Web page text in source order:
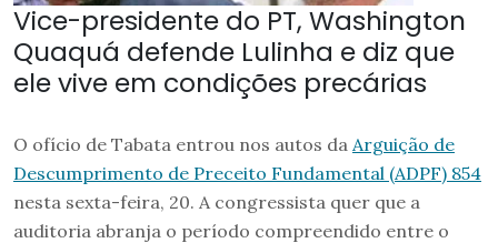
Vice-presidente do PT, Washington
Quaquá defende Lulinha e diz que
ele vive em condições precárias
O ofício de Tabata entrou nos autos da Arguição de
Descumprimento de Preceito Fundamental (ADPF) 854
nesta sexta-feira, 20. A congressista quer que a
auditoria abranja o período compreendido entre o